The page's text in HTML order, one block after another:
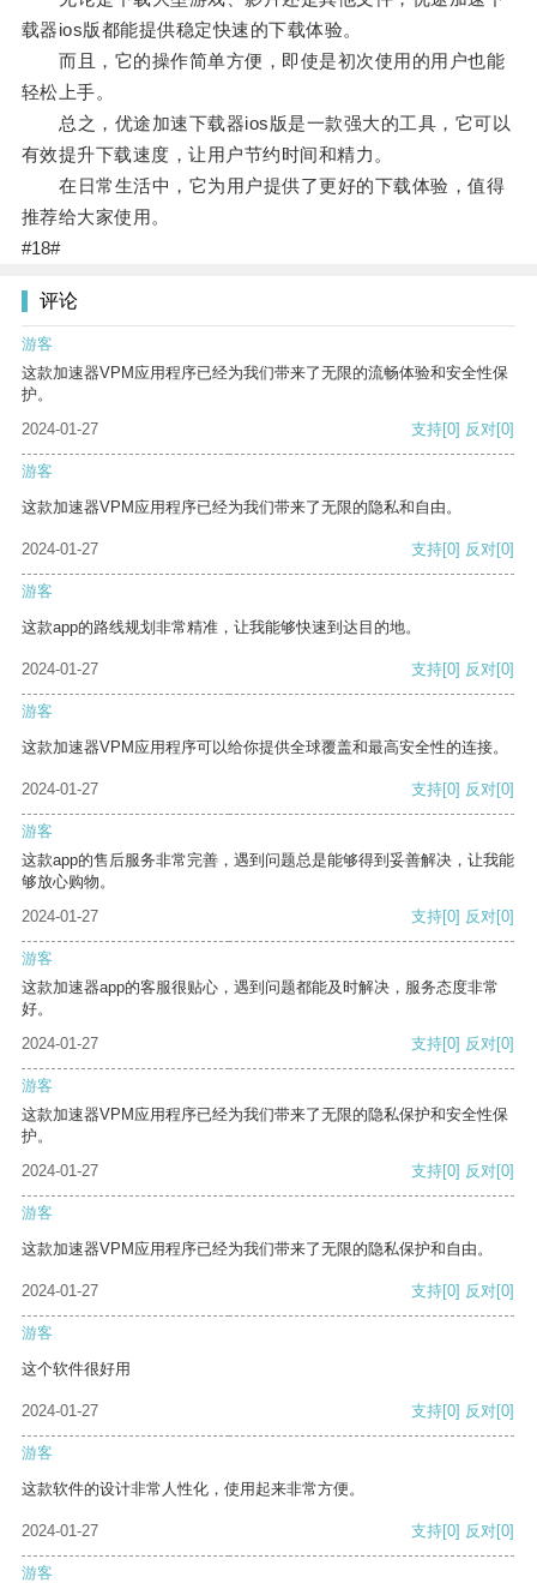
载器ios版都能提供稳定快速的下载体验。
而且，它的操作简单方便，即使是初次使用的用户也能
轻松上手。
总之，优途加速下载器ios版是一款强大的工具，它可以
有效提升下载速度，让用户节约时间和精力。
在日常生活中，它为用户提供了更好的下载体验，值得
推荐给大家使用。
#18#
评论
游客
这款加速器VPM应用程序已经为我们带来了无限的流畅体验和安全性保
护。
2024-01-27
支持[0] 反对[0]
游客
这款加速器VPM应用程序已经为我们带来了无限的隐私和自由。
2024-01-27 支持[0] 反对[0]
游客
这款app的路线规划非常精准，让我能够快速到达目的地。
2024-01-27 支持[0] 反对[0]
游客
这款加速器VPM应用程序可以给你提供全球覆盖和最高安全性的连接。
2024-01-27 支持[0] 反对[0]
游客
这款app的售后服务非常完善，遇到问题总是能够得到妥善解决，让我能
够放心购物。
2024-01-27
支持[0] 反对[0]
游客
这款加速器app的客服很贴心，遇到问题都能及时解决，服务态度非常
好。
2024-01-27
支持[0] 反对[0]
游客
这款加速器VPM应用程序已经为我们带来了无限的隐私保护和安全性保
护。
2024-01-27
支持[0] 反对[0]
游客
这款加速器VPM应用程序已经为我们带来了无限的隐私保护和自由。
2024-01-27 支持[0] 反对[0]
游客
这个软件很好用
2024-01-27 支持[0] 反对[0]
游客
这款软件的设计非常人性化，使用起来非常方便。
2024-01-27 支持[0] 反对[0]
游客